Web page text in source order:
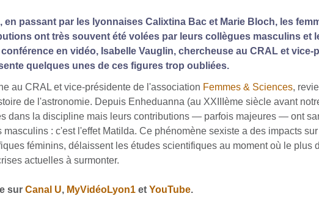
en passant par les lyonnaises Calixtina Bac et Marie Bloch, les
ont très souvent été volées par leurs collègues masculins et
en vidéo, Isabelle Vauglin, chercheuse au CRAL et
quelques unes de ces figures trop oubliées.
au CRAL et vice-présidente de l'association Femmes & Sciences,
de l'astronomie. Depuis Enheduanna (au XXIIIème siècle avant
dans la discipline mais leurs contributions — parfois majeures — ont
: c'est l'effet Matilda. Ce phénomène sexiste a des impacts
féminins, délaissent les études scientifiques au moment où le plus
actuelles à surmonter.
sur Canal U, MyVidéoLyon1et YouTube.